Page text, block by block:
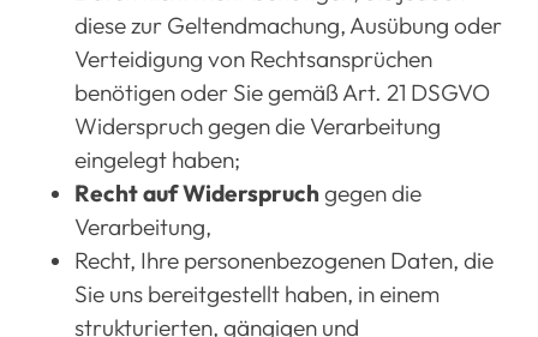
diese zur Geltendmachung, Ausübung oder
Verteidigung von Rechtsansprüchen
benötigen oder Sie gemäß Art. 21 DSGVO
Widerspruch gegen die Verarbeitung
eingelegt haben;
Recht auf Widerspruchgegen die
Verarbeitung,
Recht, Ihre personenbezogenen Daten, die
Sie uns bereitgestellt haben, in einem
strukturierten, gängigen und